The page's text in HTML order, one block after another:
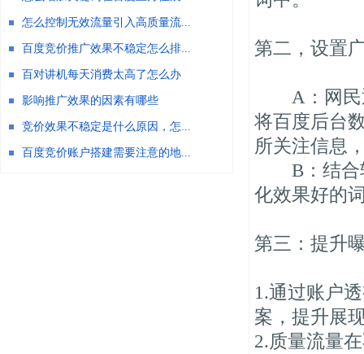
第二，设置
A：网民通
将百度后台
所关注信息
B：结合转
化效果好的
第三：提升
1.通过账户
案，提升展
2.质量流量
怎么控制无效流量引入高质量流...
百度竞价推广效果不稳定怎么排...
百对讲机每天消费太高了怎么办
影响推广效果的因素有哪些
竞价效果不稳定是什么原因，怎...
百度竞价账户搭建需要注意的地...